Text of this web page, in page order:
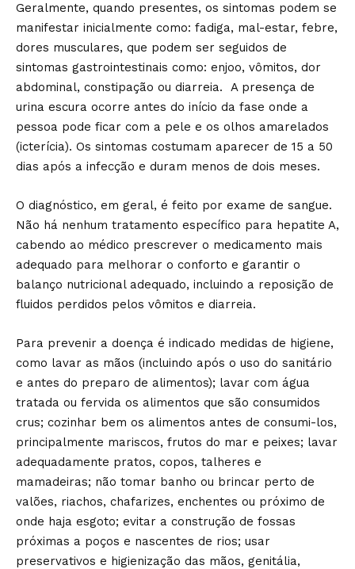
Geralmente, quando presentes, os sintomas podem se
manifestar inicialmente como: fadiga, mal-estar, febre,
dores musculares, que podem ser seguidos de
sintomas gastrointestinais como: enjoo, vômitos, dor
abdominal, constipação ou diarreia. A presença de
urina escura ocorre antes do início da fase onde a
pessoa pode ficar com a pele e os olhos amarelados
(icterícia). Os sintomas costumam aparecer de 15 a 50
dias após a infecção e duram menos de dois meses.
O diagnóstico, em geral, é feito por exame de sangue.
Não há nenhum tratamento específico para hepatite A,
cabendo ao médico prescrever o medicamento mais
adequado para melhorar o conforto e garantir o
balanço nutricional adequado, incluindo a reposição de
fluidos perdidos pelos vômitos e diarreia.
Para prevenir a doença é indicado medidas de higiene,
como lavar as mãos (incluindo após o uso do sanitário
e antes do preparo de alimentos); lavar com água
tratada ou fervida os alimentos que são consumidos
crus; cozinhar bem os alimentos antes de consumi-los,
principalmente mariscos, frutos do mar e peixes; lavar
adequadamente pratos, copos, talheres e
mamadeiras; não tomar banho ou brincar perto de
valões, riachos, chafarizes, enchentes ou próximo de
onde haja esgoto; evitar a construção de fossas
próximas a poços e nascentes de rios; usar
preservativos e higienização das mãos, genitália,